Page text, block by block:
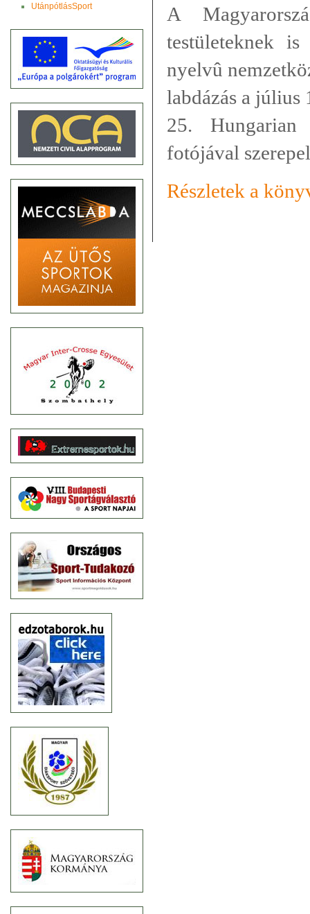
UtánpótlásSport
A
testületeknek
nyelvû
labdázás a július
25.
fotójával
Részletek a